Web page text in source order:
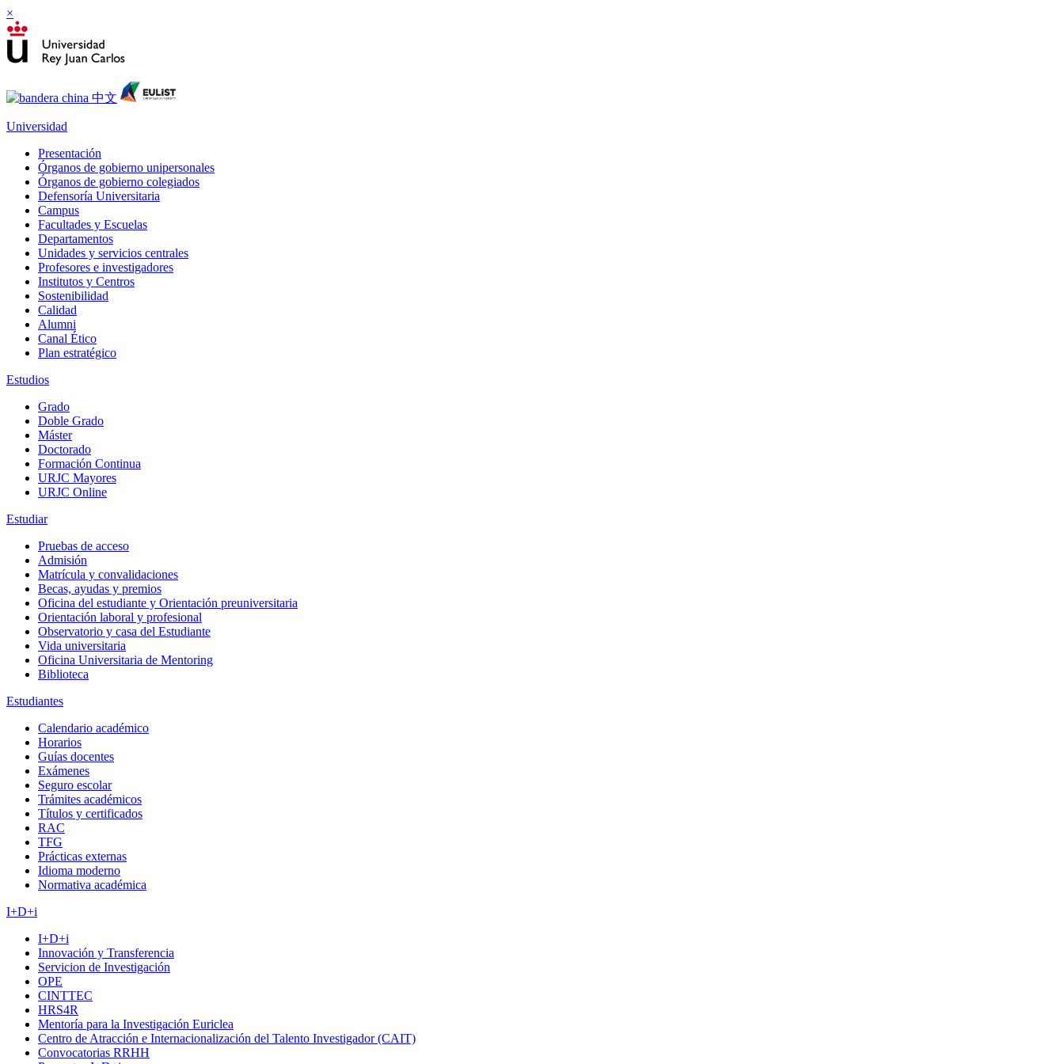
×
Universidad
Presentación
Órganos de gobierno unipersonales
Órganos de gobierno colegiados
Defensoría Universitaria
Campus
Facultades y Escuelas
Departamentos
Unidades y servicios centrales
Profesores e investigadores
Institutos y Centros
Sostenibilidad
Calidad
Alumni
Canal Ético
Plan estratégico
Estudios
Grado
Doble Grado
Máster
Doctorado
Formación Continua
URJC Mayores
URJC Online
Estudiar
Pruebas de acceso
Admisión
Matrícula y convalidaciones
Becas, ayudas y premios
Oficina del estudiante y Orientación preuniversitaria
Orientación laboral y profesional
Observatorio y casa del Estudiante
Vida universitaria
Oficina Universitaria de Mentoring
Biblioteca
Estudiantes
Calendario académico
Horarios
Guías docentes
Exámenes
Seguro escolar
Trámites académicos
Títulos y certificados
RAC
TFG
Prácticas externas
Idioma moderno
Normativa académica
I+D+i
I+D+i
Innovación y Transferencia
Servicion de Investigación
OPE
CINTTEC
HRS4R
Mentoría para la Investigación Euriclea
Centro de Atracción e Internacionalización del Talento Investigador (CAIT)
Convocatorias RRHH